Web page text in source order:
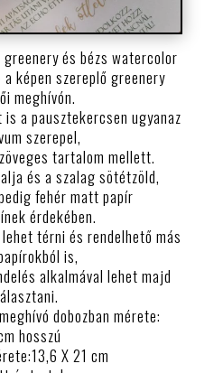
és bézs watercolor
képen szereplő greenery
meghívón.
a pausztekercsen ugyanaz
szerepel,
tartalom mellett.
és a szalag sötétzöld,
fehér matt papír
érdekében.
térni és rendelhető más
is,
alkalmával lehet majd
dobozban mérete:
hosszú
X 21 cm